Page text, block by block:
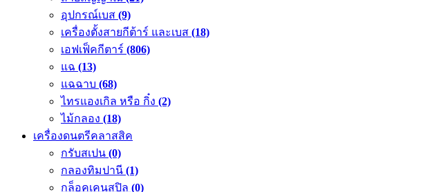
อุปกรณ์เบส (9)
เครื่องตั้งสายกีต้าร์ และเบส (18)
เอฟเฟ็คกีตาร์ (806)
แฉ (13)
แฉฉาบ (68)
ไทรแองเกิล หรือ กิ๋ง (2)
ไม้กลอง (18)
เครื่องดนตรีคลาสสิค
กรับสเปน (0)
กลองทิมปานี (1)
กล็อคเคนสปิล (0)